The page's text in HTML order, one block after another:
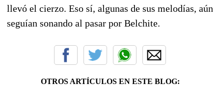
llevó el cierzo. Eso sí, algunas de sus melodías, aún
seguían sonando al pasar por Belchite.
OTROS ARTÍCULOS EN ESTE BLOG: